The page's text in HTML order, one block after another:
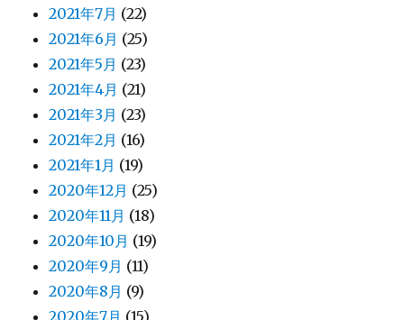
2021年7月 (22)
2021年6月 (25)
2021年5月 (23)
2021年4月 (21)
2021年3月 (23)
2021年2月 (16)
2021年1月 (19)
2020年12月 (25)
2020年11月 (18)
2020年10月 (19)
2020年9月 (11)
2020年8月 (9)